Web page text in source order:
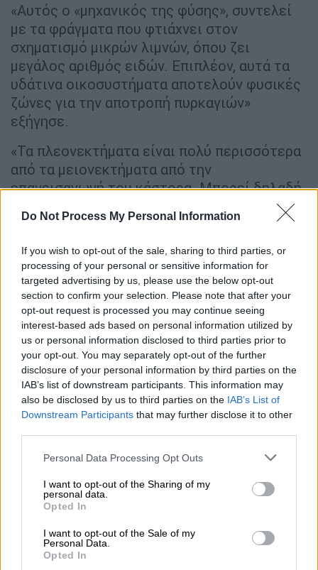
Do Not Process My Personal Information
If you wish to opt-out of the sale, sharing to third parties, or
processing of your personal or sensitive information for
targeted advertising by us, please use the below opt-out
section to confirm your selection. Please note that after your
opt-out request is processed you may continue seeing
interest-based ads based on personal information utilized by
us or personal information disclosed to third parties prior to
your opt-out. You may separately opt-out of the further
disclosure of your personal information by third parties on the
IAB’s list of downstream participants. This information may
also be disclosed by us to third parties on the IAB’s List of
Downstream Participants that may further disclose it to other
Please note that this website/app uses one or more Google
not limited to your visit or usage behaviour. You may click to
grant or deny consent to Google and its third-party tags to
use your data for below specified purposes in below Google
consent section.
Personal Data Processing Opt Outs
I want to opt-out of the Sharing of my
personal data.
Opted In
I want to opt-out of the Sale of my
Personal Data.
Opted In
«Αυτός ο «μηχανικός της φύσης», συντελεί
με τα φράγματα που φτιάχνει στον
σχηματισμό μικρών λιμνών, όπου ζει
μεγάλος αριθμός ειδών. Επιπλέον, αυτά τα
υδάτινα οικοσυστήματα αποτελούν φυσικές
ζώνες για την αποτροπή πυρκαγιών»
εξήγησε.
«Τα πλεονεκτήματα είναι πολύ περισσότερα
από τα μειονεκτήματα από την
επανεισαγωγή του κάστορα. Μπορεί δηλαδή
προβλήματα σταμαλακόξυλα φυτά
καλλιεργειών
, κάτι που όμως μπορεί να
αντιμετωπιστεί ορθολογικά», αναφέρει ο κ.
Γιουλάτος.
Πρόσφατα, απολιθώματα κάστορα βρέθηκαν
στο Δισπηλιό Καστοριάς και
χρονολογήθηκαν στο 5.600 π.Χ., απόδειξη
ότι το είδος ήταν φυσικό μέλος της
ελληνικής πανίδας. Το όνομα τηςΚαστοριάς
εξάλλου, πιστεύεται ότι πιθανότατα
προέρχεται από τους κάστορες που ζούσαν
κάποτε στη λίμνη της πόλης.
Η τελευταία αναφορά για την παρουσία του
κάστορα στην Ελλάδα προέρχεται από τον
De Hoestin, ο οποίος επισκέφθηκε το
αιώνα. Πιθανότατα όμως το είδος
εξαφανίστηκε πολύ αργότερα από την